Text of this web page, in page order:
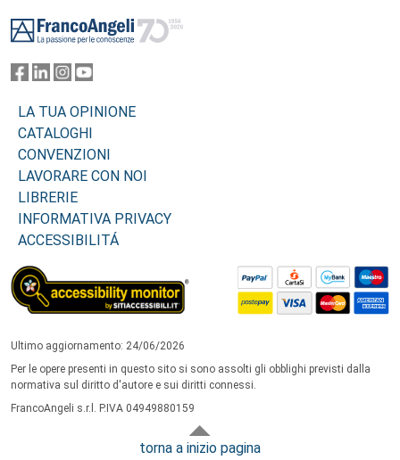
LA TUA OPINIONE
CATALOGHI
CONVENZIONI
LAVORARE CON NOI
LIBRERIE
INFORMATIVA PRIVACY
ACCESSIBILITÁ
Ultimo aggiornamento: 24/06/2026
Per le opere presenti in questo sito si sono assolti gli obblighi previsti dalla
normativa sul diritto d'autore e sui diritti connessi.
FrancoAngeli s.r.l. P.IVA 04949880159
torna a inizio pagina